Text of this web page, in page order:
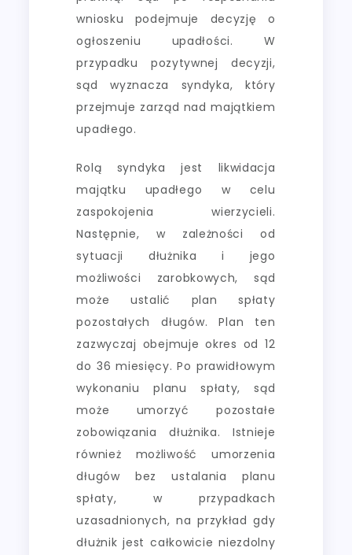
wniosku podejmuje decyzję o
ogłoszeniu upadłości. W
przypadku pozytywnej decyzji,
sąd wyznacza syndyka, który
przejmuje zarząd nad majątkiem
upadłego.
Rolą syndyka jest likwidacja
majątku upadłego w celu
zaspokojenia wierzycieli.
Następnie, w zależności od
sytuacji dłużnika i jego
możliwości zarobkowych, sąd
może ustalić plan spłaty
pozostałych długów. Plan ten
zazwyczaj obejmuje okres od 12
do 36 miesięcy. Po prawidłowym
wykonaniu planu spłaty, sąd
może umorzyć pozostałe
zobowiązania dłużnika. Istnieje
również możliwość umorzenia
długów bez ustalania planu
spłaty, w przypadkach
uzasadnionych, na przykład gdy
dłużnik jest całkowicie niezdolny